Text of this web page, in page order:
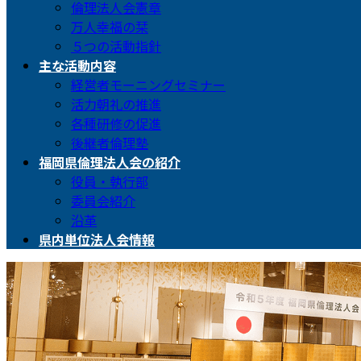
倫理法人会憲章
万人幸福の栞
５つの活動指針
主な活動内容
経営者モーニングセミナー
活力朝礼の推進
各種研修の促進
後継者倫理塾
福岡県倫理法人会の紹介
役員・執行部
委員会紹介
沿革
県内単位法人会情報